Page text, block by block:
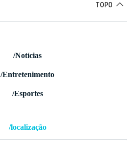
TOPO
/Notícias
/Entretenimento
/Esportes
/localização